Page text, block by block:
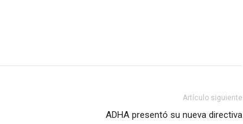
Artículo siguiente
ADHA presentó su nueva directiva